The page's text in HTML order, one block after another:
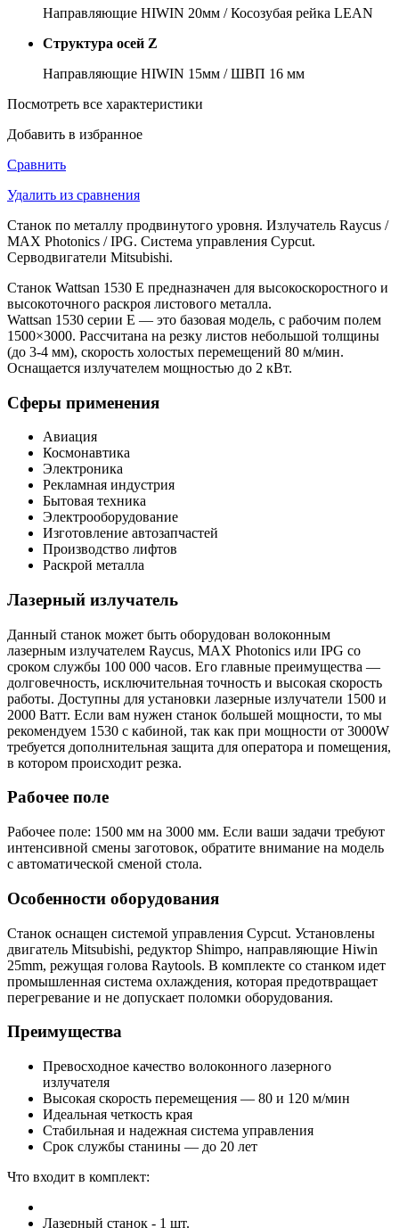
На­прав­ля­ю­щие HIWIN 20мм / Ко­со­зу­бая рей­ка LEAN
Структура осей Z
На­прав­ля­ю­щие HIWIN 15мм / ШВП 16 мм
Посмотреть все характеристики
Добавить в избранное
Сравнить
Удалить из сравнения
Станок по металлу продвинутого уровня. Излучатель Raycus /
MAX Photonics / IPG. Система управления Cypcut.
Серводвигатели Mitsubishi.
Станок Wattsan 1530 E предназначен для высокоскоростного и
высокоточного раскроя листового металла.
Wattsan 1530 серии E — это базовая модель, с рабочим полем
1500×3000. Рассчитана на резку листов небольшой толщины
(до 3-4 мм), скорость холостых перемещений 80 м/мин.
Оснащается излучателем мощностью до 2 кВт.
Сферы применения
Авиация
Космонавтика
Электроника
Рекламная индустрия
Бытовая техника
Электрооборудование
Изготовление автозапчастей
Производство лифтов
Раскрой металла
Лазерный излучатель
Данный станок может быть оборудован волоконным
лазерным излучателем Raycus, MAX Photonics или IPG со
сроком службы 100 000 часов. Его главные преимущества —
долговечность, исключительная точность и высокая скорость
работы. Доступны для установки лазерные излучатели 1500 и
2000 Ватт. Если вам нужен станок большей мощности, то мы
рекомендуем 1530 с кабиной, так как при мощности от 3000W
требуется дополнительная защита для оператора и помещения,
в котором происходит резка.
Рабочее поле
Рабочее поле: 1500 мм на 3000 мм. Если ваши задачи требуют
интенсивной смены заготовок, обратите внимание на модель
с автоматической сменой стола.
Особенности оборудования
Станок оснащен системой управления Cypcut. Установлены
двигатель Mitsubishi, редуктор Shimpo, направляющие Hiwin
25mm, режущая голова Raytools. В комплекте со станком идет
промышленная система охлаждения, которая предотвращает
перегревание и не допускает поломки оборудования.
Преимущества
Превосходное качество волоконного лазерного
излучателя
Высокая скорость перемещения — 80 и 120 м/мин
Идеальная четкость края
Стабильная и надежная система управления
Срок службы станины — до 20 лет
Что входит в комплект:
Лазерный станок - 1 шт.